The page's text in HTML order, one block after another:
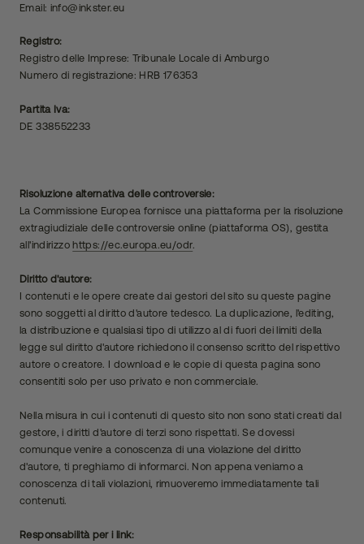
Email: info@inkster.eu
Registro:
Registro delle Imprese: Tribunale Locale di Amburgo
Numero di registrazione: HRB 176353
Partita Iva:
DE 338552233
Risoluzione alternativa delle controversie:
La Commissione Europea fornisce una piattaforma per la risoluzione
extragiudiziale delle controversie online (piattaforma OS), gestita
all'indirizzohttps://ec.europa.eu/odr.
Diritto d'autore:
I contenuti e le opere create dai gestori del sito su queste pagine
sono soggetti al diritto d'autore tedesco. La duplicazione, l'editing,
la distribuzione e qualsiasi tipo di utilizzo al di fuori dei limiti della
legge sul diritto d'autore richiedono il consenso scritto del rispettivo
autore o creatore. I download e le copie di questa pagina sono
consentiti solo per uso privato e non commerciale.
Nella misura in cui i contenuti di questo sito non sono stati creati dal
gestore, i diritti d'autore di terzi sono rispettati. Se dovessi
comunque venire a conoscenza di una violazione del diritto
d'autore, ti preghiamo di informarci. Non appena veniamo a
conoscenza di tali violazioni, rimuoveremo immediatamente tali
contenuti.
Responsabilità per i link: